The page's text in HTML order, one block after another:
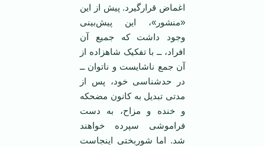
اغماض قرارگیرد. پیش از این
«منشور»، این پیش‌بینی
وجود داشت که جمیع آن
افراد، ــ با تفکیک شاهزاده از
آن جمع ناشایست و ناتوان ــ
در حدشناسی خود، پس از
مدتی تبدیل به کانون مضحکه
و خنده و مزاح، به دست
فراموشی سپرده خواهند
شد. اما شوربختی اینجاست